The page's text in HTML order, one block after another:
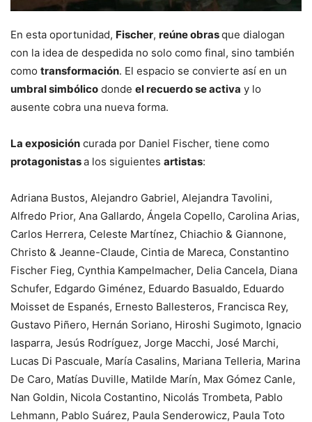
En esta oportunidad, Fischer, reúne obrasque dialogan
con la idea de despedida no solo como final, sino también
como transformación. El espacio se convierte así en un
umbral simbólico donde el recuerdo se activa y lo
ausente cobra una nueva forma.
La exposición curada por Daniel Fischer, tiene como
protagonistasa los siguientes artistas:
Adriana Bustos, Alejandro Gabriel, Alejandra Tavolini,
Alfredo Prior, Ana Gallardo, Ángela Copello, Carolina Arias,
Carlos Herrera, Celeste Martínez, Chiachio & Giannone,
Christo & Jeanne-Claude, Cintia de Mareca, Constantino
Fischer Fieg, Cynthia Kampelmacher, Delia Cancela, Diana
Schufer, Edgardo Giménez, Eduardo Basualdo, Eduardo
Moisset de Espanés, Ernesto Ballesteros, Francisca Rey,
Gustavo Piñero, Hernán Soriano, Hiroshi Sugimoto, Ignacio
Iasparra, Jesús Rodríguez, Jorge Macchi, José Marchi,
Lucas Di Pascuale, María Casalins, Mariana Telleria, Marina
De Caro, Matías Duville, Matilde Marín, Max Gómez Canle,
Nan Goldin, Nicola Costantino, Nicolás Trombeta, Pablo
Lehmann, Pablo Suárez, Paula Senderowicz, Paula Toto